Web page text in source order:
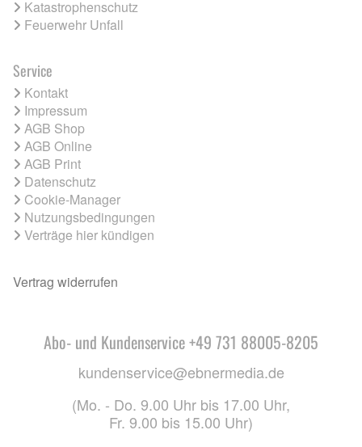
Katastrophenschutz
Feuerwehr Unfall
Service
Kontakt
Impressum
AGB Shop
AGB Online
AGB Print
Datenschutz
Cookie-Manager
Nutzungsbedingungen
Verträge hier kündigen
Vertrag widerrufen
Abo- und Kundenservice +49 731 88005-8205
kundenservice@ebnermedia.de
(Mo. - Do. 9.00 Uhr bis 17.00 Uhr,
Fr. 9.00 bis 15.00 Uhr)